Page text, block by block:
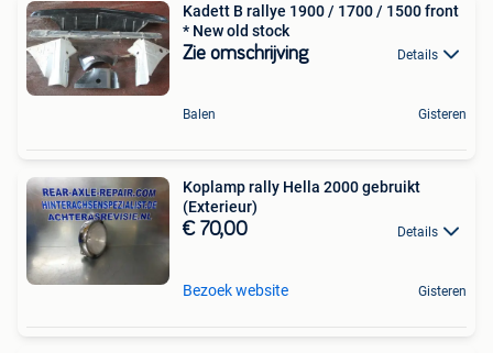
Kadett B rallye 1900 / 1700 / 1500 front
* New old stock
Zie omschrijving Details
Balen Gisteren
Koplamp rally Hella 2000 gebruikt
(Exterieur)
€ 70,00 Details
Bezoek website Gisteren